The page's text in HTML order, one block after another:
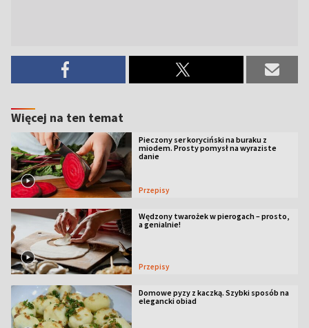
Więcej na ten temat
Pieczony ser koryciński na buraku z
miodem. Prosty pomysł na wyraziste
danie
Przepisy
Wędzony twarożek w pierogach – prosto,
a genialnie!
Przepisy
Domowe pyzy z kaczką. Szybki sposób na
elegancki obiad